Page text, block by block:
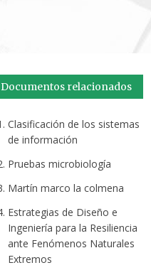
Documentos relacionados
Clasificación de los sistemas
de información
Pruebas microbiología
Martín marco la colmena
Estrategias de Diseño e
Ingeniería para la Resiliencia
ante Fenómenos Naturales
Extremos